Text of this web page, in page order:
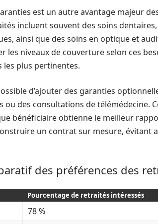
est un autre avantage majeur
incluent souvent des soins
ainsi que des soins en optique et
les niveaux de couverture selon ces
les plus pertinentes.
d’ajouter des garanties
ou des consultations de télémédecine.
bénéficiaire obtienne le meilleur
un contrat sur mesure, évitant
des préférences des
Pourcentage de retraités intéressés
78 %